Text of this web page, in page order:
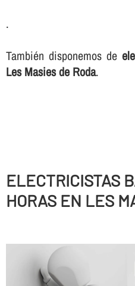
.
También disponemos de
Les Masies de Roda.
ELECTRICISTAS
HORAS EN LES